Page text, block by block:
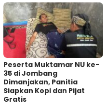
Peserta Muktamar NU ke-
35 di Jombang
Dimanjakan, Panitia
Siapkan Kopi dan Pijat
Gratis